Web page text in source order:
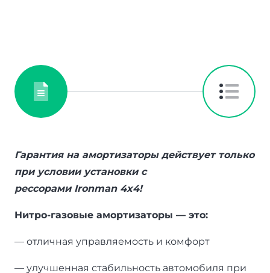
Гарантия на амортизаторы действует только
при условии установки с
рессорами Ironman4x4!
Нитро-газовые амортизаторы — это:
— отличная управляемость и комфорт
— улучшенная стабильность автомобиля при